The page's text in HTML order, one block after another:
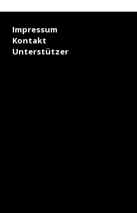
Impressum
Kontakt
Unterstützer